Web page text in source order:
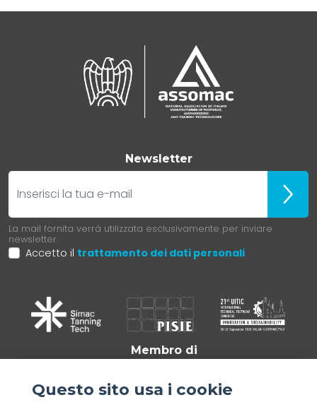
Newsletter
E-mail
Iscriviti
La mail fornita verrà utilizzata esclusivamente per inviare
newsletter.
Accetto il trattamento dei dati personali
Membro di
Questo sito usa i cookie